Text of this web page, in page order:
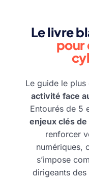
Le livre
pour
Le guide le
activité face
Entourés de 5
enjeux clés
renforcer
numériques,
s’impose
dirigeants